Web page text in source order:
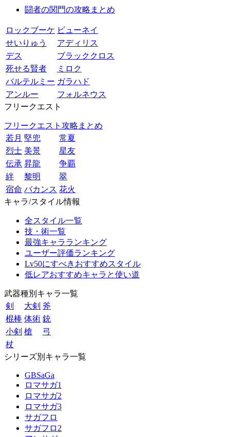
闘者の関門の攻略まとめ
ロックブーケ ビューネイ
せいりゅう
アディリス
デス
ブラッククロス
死せる賢者
ミロク
バルテルミー ガラハド
アンルー
フォルネウス
フリークエスト
フリークエスト攻略まとめ
若月 堅兜
常夏
烈士 美景
星友
伝承 昇龍
争覇
絆
黎明
翠
宿命 バカンス 花火
キャラ/スタイル情報
全スタイル一覧
技・術一覧
最強キャラランキング
ユーザー評価ランキング
Lv50にすべきおすすめスタイル
低レアおすすめキャラと使い道
武器種別キャラ一覧
剣
大剣 斧
棍棒 体術 銃
小剣 槍
弓
杖
シリーズ別キャラ一覧
GBSaGa
ロマサガ1
ロマサガ2
ロマサガ3
サガフロ
サガフロ2